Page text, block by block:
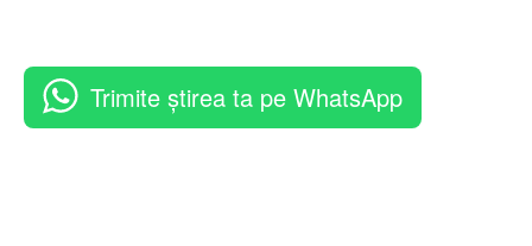
Trimite știrea ta pe WhatsApp